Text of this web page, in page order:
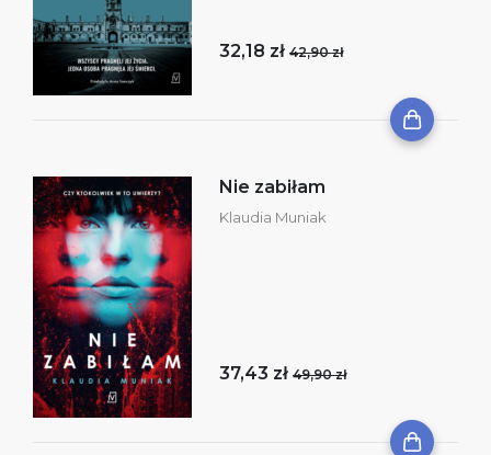
32,18 zł 42,90 zł
Nie zabiłam
Klaudia Muniak
37,43 zł 49,90 zł